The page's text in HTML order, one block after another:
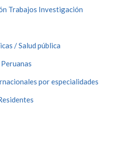
Trabajos Investigación
/ Salud pública
por especialidades